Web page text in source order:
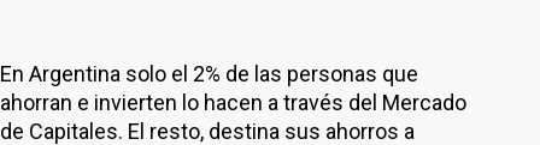
En Argentina solo el 2% de las personas que
ahorran e invierten lo hacen a través del Mercado
de Capitales. El resto, destina sus ahorros a